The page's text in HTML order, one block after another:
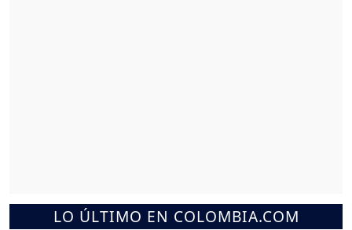
LO ÚLTIMO EN COLOMBIA.COM